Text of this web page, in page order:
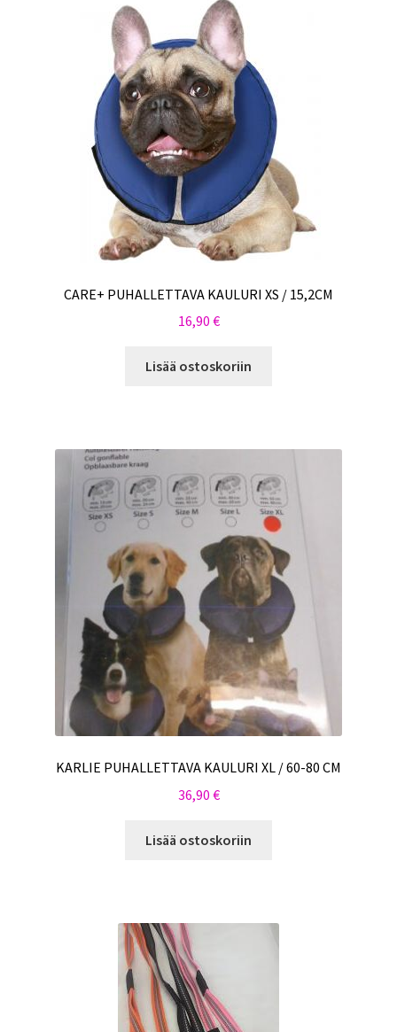
CARE+ PUHALLETTAVA KAULURI XS / 15,2CM
16,90 €
Lisää ostoskoriin
KARLIE PUHALLETTAVA KAULURI XL / 60-80 CM
36,90 €
Lisää ostoskoriin